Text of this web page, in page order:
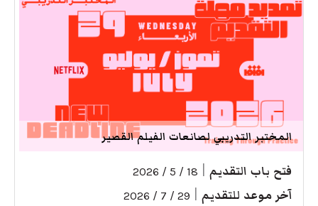
المختبر التدريبي لصانعات الفيلم القصير
فتح باب التقديم 18 / 5 / 2026
آخر موعد للتقديم 29 / 7 / 2026